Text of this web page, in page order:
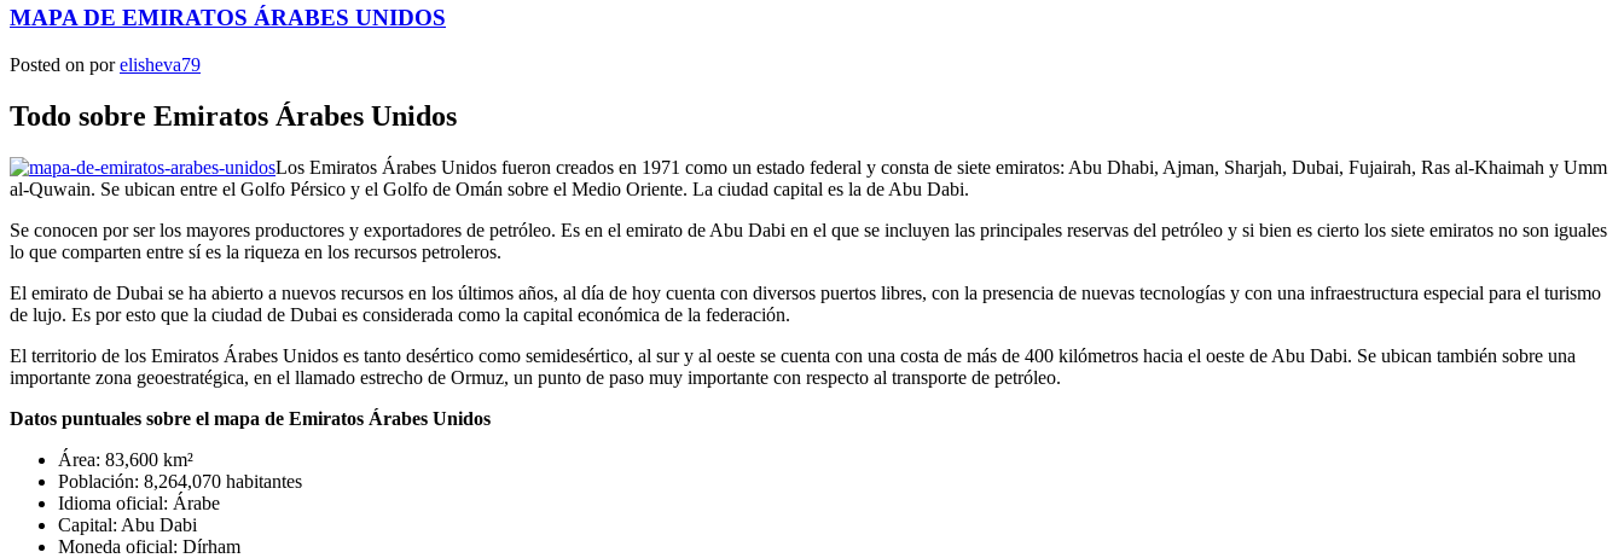
MAPA DE EMIRATOS ÁRABES UNIDOS
Posted on porelisheva79
Todo sobre Emiratos Árabes Unidos
Los Emiratos Árabes Unidos fueron creados en 1971 como un estado federal y consta de siete emiratos: Abu Dhabi, Ajman, Sharjah, Dubai, Fujairah, Ras al-Khaimah y Umm
al-Quwain. Se ubican entre el Golfo Pérsico y el Golfo de Omán sobre el Medio Oriente. La ciudad capital es la de Abu Dabi.
Se conocen por ser los mayores productores y exportadores de petróleo. Es en el emirato de Abu Dabi en el que se incluyen las principales reservas del petróleo y si bien es cierto los siete emiratos no son iguales
lo que comparten entre sí es la riqueza en los recursos petroleros.
El emirato de Dubai se ha abierto a nuevos recursos en los últimos años, al día de hoy cuenta con diversos puertos libres, con la presencia de nuevas tecnologías y con una infraestructura especial para el turismo
de lujo. Es por esto que la ciudad de Dubai es considerada como la capital económica de la federación.
El territorio de los Emiratos Árabes Unidos es tanto desértico como semidesértico, al sur y al oeste se cuenta con una costa de más de 400 kilómetros hacia el oeste de Abu Dabi. Se ubican también sobre una
importante zona geoestratégica, en el llamado estrecho de Ormuz, un punto de paso muy importante con respecto al transporte de petróleo.
Datos puntuales sobre el mapa de Emiratos Árabes Unidos
Área: 83,600 km²
Población: 8,264,070 habitantes
Idioma oficial: Árabe
Capital: Abu Dabi
Moneda oficial: Dírham